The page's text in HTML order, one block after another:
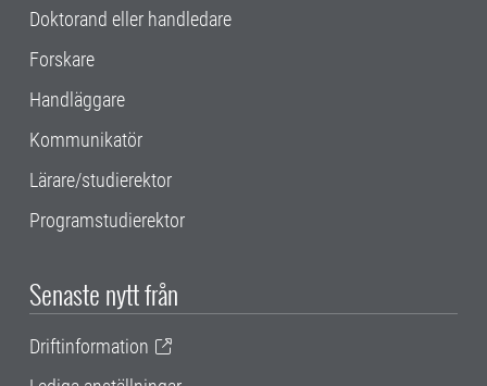
Doktorand eller handledare
Forskare
Handläggare
Kommunikatör
Lärare/studierektor
Programstudierektor
Senaste nytt från
Driftinformation